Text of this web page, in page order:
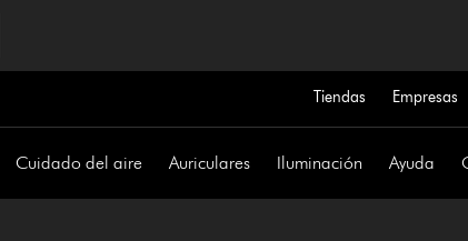
Tiendas Empresas
Cuidado del aire Auriculares Iluminación Ayuda